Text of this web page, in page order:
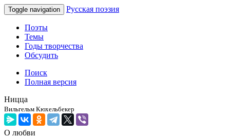
Toggle navigation Русская поэзия
Поэты
Темы
Годы творчества
Обсудить
Поиск
Полная версия
Ницца
Вильгельм Кюхельбекер
О любви